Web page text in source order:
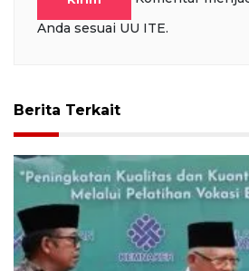
Anda sesuai UU ITE.
Berita Terkait